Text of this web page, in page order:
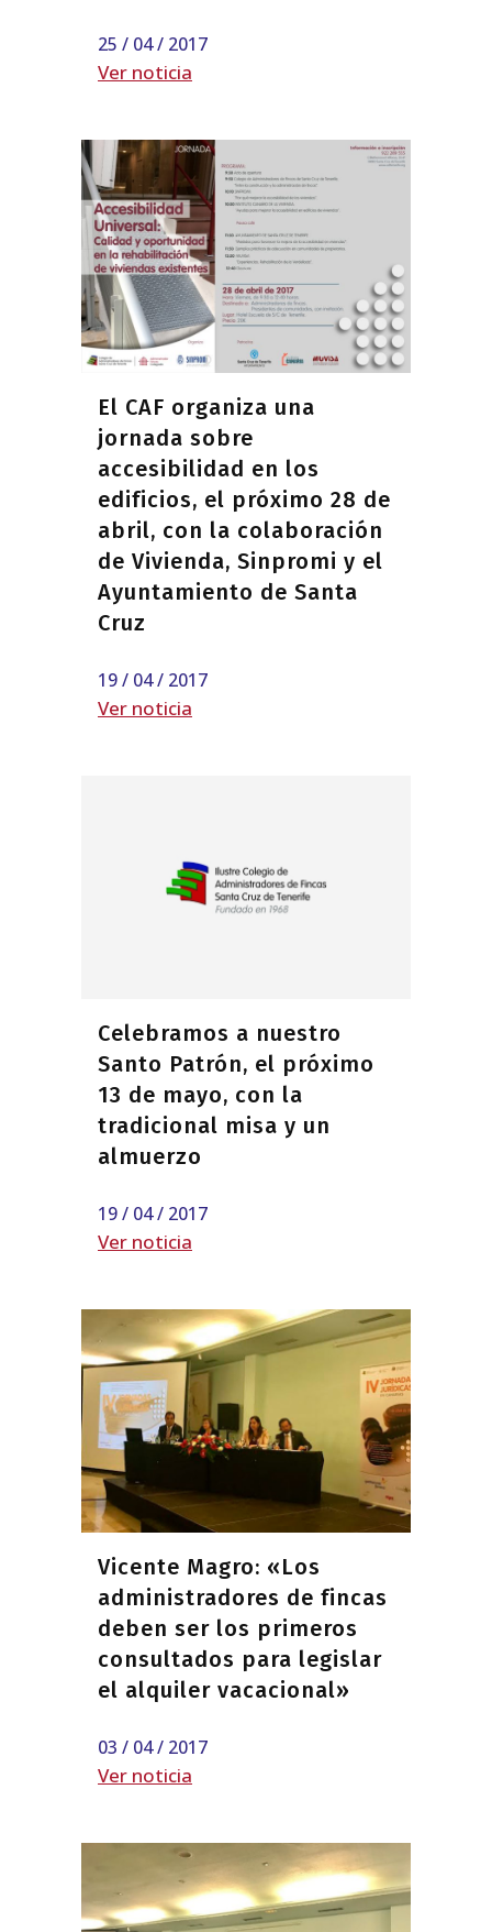
25 / 04 / 2017
Ver noticia
El CAF organiza una
jornada sobre
accesibilidad en los
edificios, el próximo 28 de
abril, con la colaboración
de Vivienda, Sinpromi y el
Ayuntamiento de Santa
Cruz
19 / 04 / 2017
Ver noticia
Celebramos a nuestro
Santo Patrón, el próximo
13 de mayo, con la
tradicional misa y un
almuerzo
19 / 04 / 2017
Ver noticia
Vicente Magro: «Los
administradores de fincas
deben ser los primeros
consultados para legislar
el alquiler vacacional»
03 / 04 / 2017
Ver noticia